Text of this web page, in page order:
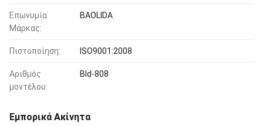
Επωνυμία
Μάρκας:
BAOLIDA
Πιστοποίηση: ISO9001:2008
Αριθμός
μοντέλου:
Bld-808
Εμπορικά Ακίνητα